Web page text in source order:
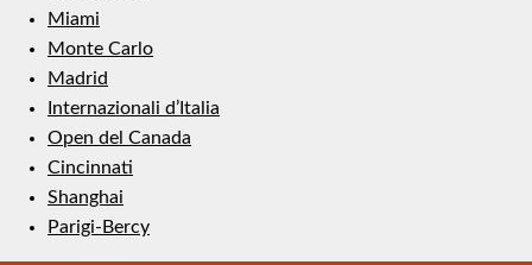
Miami
Monte Carlo
Madrid
Internazionali d’Italia
Open del Canada
Cincinnati
Shanghai
Parigi-Bercy